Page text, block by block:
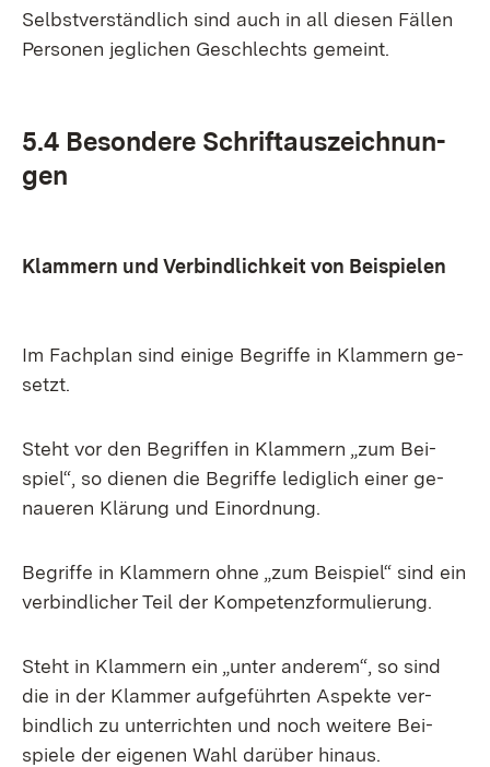
Selbst­ver­ständ­lich sind auch in all die­sen Fäl­len
Per­so­nen jeg­li­chen Ge­schlechts ge­meint.
5.4 Be­son­de­re Schrift­aus­zeich­nun­
gen
Klam­mern und Ver­bind­lich­keit von Bei­spie­len
Im Fach­plan sind ei­ni­ge Be­grif­fe in Klam­mern ge­
setzt.
Steht vor den Be­grif­fen in Klam­mern „zum Bei­
spiel“, so die­nen die Be­grif­fe le­dig­lich ei­ner ge­
naue­ren Klä­rung und Ein­ord­nung.
Be­grif­fe in Klam­mern oh­ne „zum Bei­spiel“ sind ein
ver­bind­li­cher Teil der Kom­pe­tenz­for­mu­lie­rung.
Steht in Klam­mern ein „un­ter an­de­rem“, so sind
die in der Klam­mer auf­ge­führ­ten As­pek­te ver­
bind­lich zu un­ter­rich­ten und noch wei­te­re Bei­
spie­le der ei­ge­nen Wahl dar­über hin­aus.